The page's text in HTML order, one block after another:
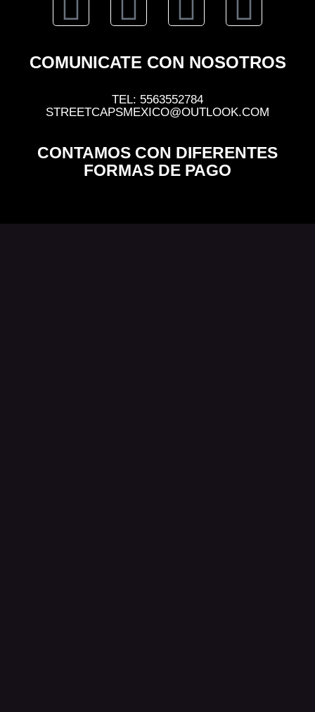
COMUNICATE CON NOSOTROS
TEL: 5563552784
STREETCAPSMEXICO@OUTLOOK.COM
CONTAMOS CON DIFERENTES
FORMAS DE PAGO